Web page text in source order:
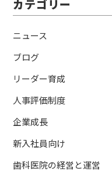
カテゴリー
ニュース
ブログ
リーダー育成
人事評価制度
企業成長
新入社員向け
歯科医院の経営と運営